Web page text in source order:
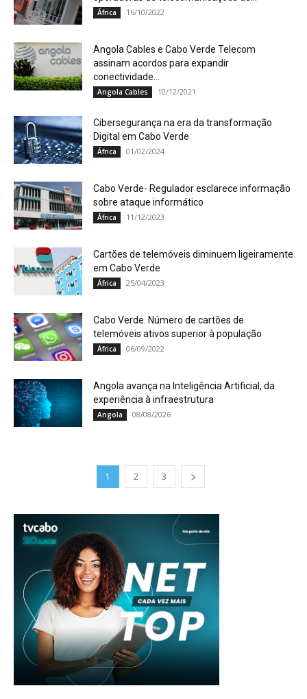
África 16/10/2022
Angola Cables e Cabo Verde Telecom
assinam acordos para expandir
conectividade...
Angola Cables 10/12/2021
Cibersegurança na era da transformação
Digital em Cabo Verde
África 01/02/2024
Cabo Verde- Regulador esclarece informação
sobre ataque informático
África 11/12/2023
Cartões de telemóveis diminuem ligeiramente
em Cabo Verde
África 25/04/2023
Cabo Verde. Número de cartões de
telemóveis ativos superior à população
África 06/09/2022
Angola avança na Inteligência Artificial, da
experiência à infraestrutura
Angola 08/08/2026
1 2 3